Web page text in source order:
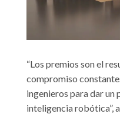
“Los premios son el
compromiso
ingenieros para dar un
inteligencia robótica”,